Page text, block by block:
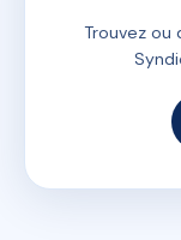
Trouvez ou